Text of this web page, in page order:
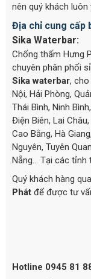
nên quý khách
Địa chỉ cung cấp
Sika Waterbar:
Chống thấm Hưng
chuyên phân phối
Sika waterbar,
Nội, Hải Phòng,
Thái Bình, Ninh
Điện Biên, Lai
Cao Bằng, Hà
Nguyên, Tuyên
Nẵng… Tại các tỉnh
Quý khách hàng
Phát để được tư
Hotline 0945 81